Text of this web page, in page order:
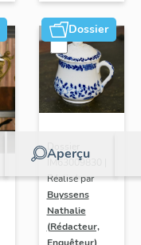
Dossier
Aperçu
Dossier
IM63009830 |
Réalisé par
Buyssens
Nathalie
(Rédacteur,